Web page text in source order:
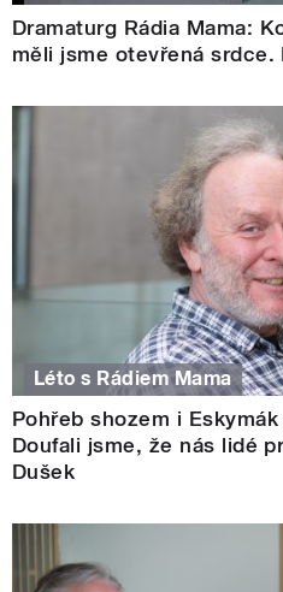
Dramaturg Rádia Mama:
měli jsme otevřená srdce.
Léto s Rádiem Mama
Pohřeb shozem i
Doufali jsme, že nás lidé
Dušek